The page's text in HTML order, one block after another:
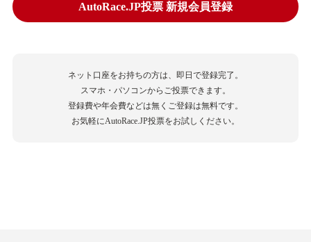
AutoRace.JP投票 新規会員登録
ネット口座をお持ちの方は、即日で登録完了。
スマホ・パソコンからご投票できます。
登録費や年会費などは無くご登録は無料です。
お気軽にAutoRace.JP投票をお試しください。